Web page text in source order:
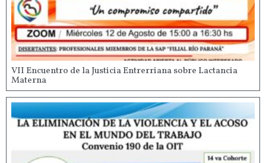
VII Encuentro de la Justicia Entrerriana sobre Lactancia
Materna